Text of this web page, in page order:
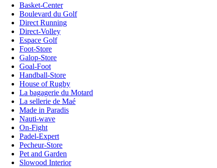
Basket-Center
Boulevard du Golf
Direct Running
Direct-Volley
Espace Golf
Foot-Store
Galop-Store
Goal-Foot
Handball-Store
House of Rugby
La bagagerie du Motard
La sellerie de Maé
Made in Paradis
Nauti-wave
On-Fight
Padel-Expert
Pecheur-Store
Pet and Garden
Slowood Interior